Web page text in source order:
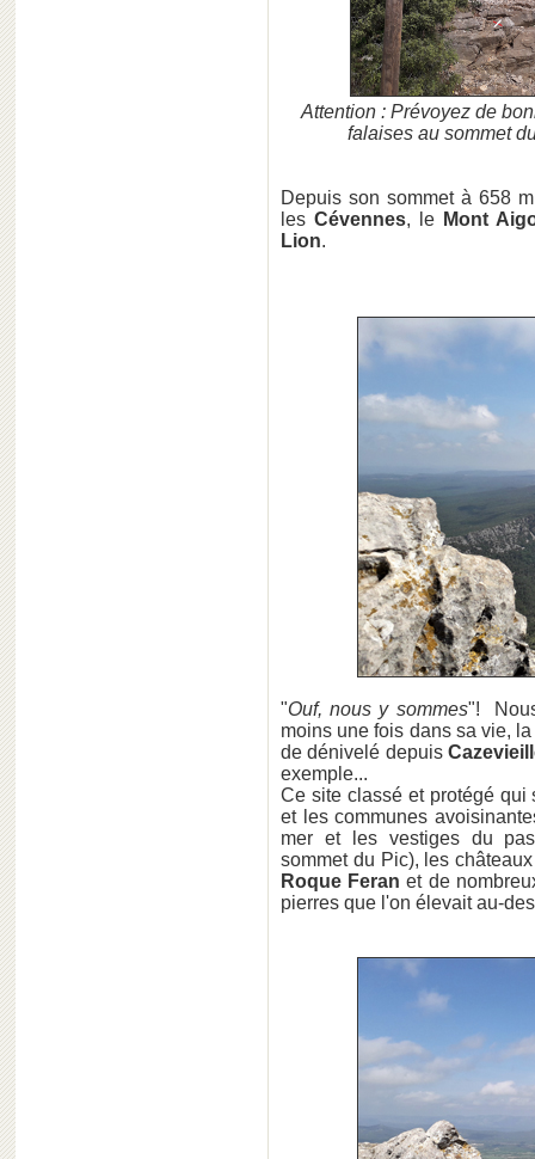
Attention : Prévoyez de
falaises au sommet
Depuis son sommet à 658
les Cévennes, le Mont
Lion.
"Ouf, nous y sommes"!
moins une fois dans sa vie,
de dénivelé depuis
exemple...
Ce site classé et protégé
et les communes
mer et les vestiges du
sommet du Pic), les
Roque Feranet de
pierres que l'on élevait au-